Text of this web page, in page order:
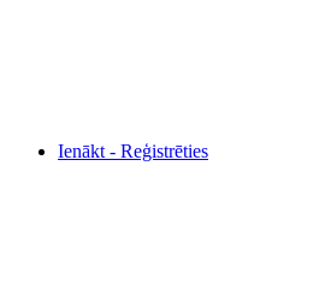
Ienākt - Reģistrēties